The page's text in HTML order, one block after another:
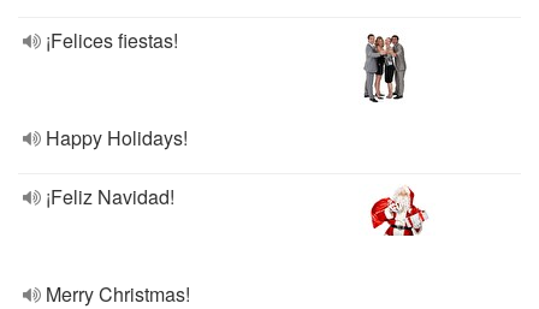
¡Felices fiestas!
Happy Holidays!
¡Feliz Navidad!
Merry Christmas!